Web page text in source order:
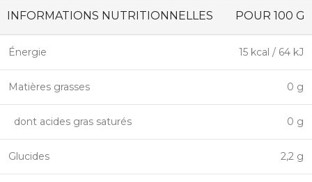
INFORMATIONS NUTRITIONNELLES POUR 100 G
Énergie 15 kcal / 64 kJ
Matières grasses 0 g
dont acides gras saturés 0 g
Glucides 2,2 g